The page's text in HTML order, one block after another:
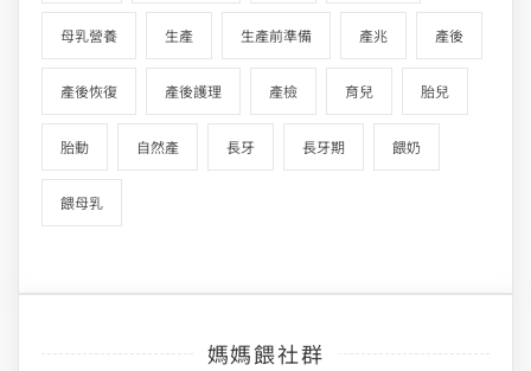
母乳營養 生產 生產前準備 產兆 產後
產後恢復 產後護理 產檢 育兒 胎兒
胎動 自然產 長牙 長牙期 餵奶
餵母乳
媽媽餵社群